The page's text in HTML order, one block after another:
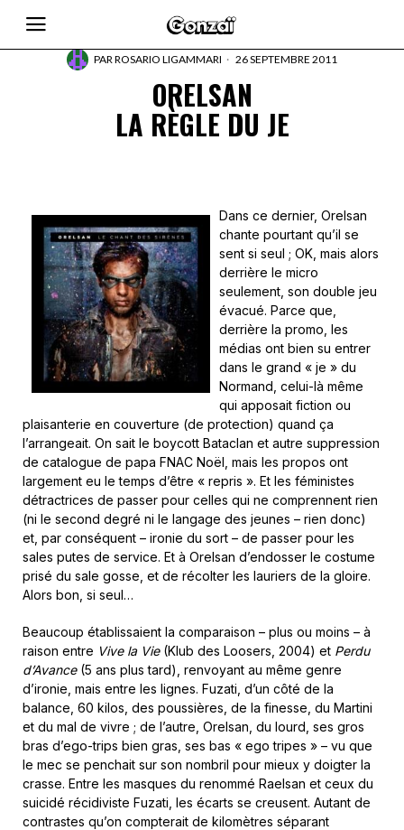
PARROSARIO LIGAMMARI 26 SEPTEMBRE 2011
ORELSAN
LA RÈGLE DU JE
Dans ce dernier, Orelsan
chante pourtant qu’il se
sent si seul ; OK, mais alors
derrière le micro
seulement, son double jeu
évacué. Parce que,
derrière la promo, les
médias ont bien su entrer
dans le grand « je » du
Normand, celui-là même
qui apposait fiction ou
plaisanterie en couverture (de protection) quand ça
l’arrangeait. On sait le boycott Bataclan et autre suppression
de catalogue de papa FNAC Noël, mais les propos ont
largement eu le temps d’être « repris ». Et les féministes
détractrices de passer pour celles qui ne comprennent rien
(ni le second degré ni le langage des jeunes – rien donc)
et, par conséquent – ironie du sort – de passer pour les
sales putes de service. Et à Orelsan d’endosser le costume
prisé du sale gosse, et de récolter les lauriers de la gloire.
Alors bon, si seul…
Beaucoup établissaient la comparaison – plus ou moins – à
raison entre Vive la Vie(Klub des Loosers, 2004) et Perdu
d’Avance(5 ans plus tard), renvoyant au même genre
d’ironie, mais entre les lignes. Fuzati, d’un côté de la
balance, 60 kilos, des poussières, de la finesse, du Martini
et du mal de vivre ; de l’autre, Orelsan, du lourd, ses gros
bras d’ego-trips bien gras, ses bas « ego tripes » – vu que
le mec se penchait sur son nombril pour mieux y doigter la
crasse. Entre les masques du renommé Raelsan et ceux du
suicidé récidiviste Fuzati, les écarts se creusent. Autant de
contrastes qu’on compterait de kilomètres séparant